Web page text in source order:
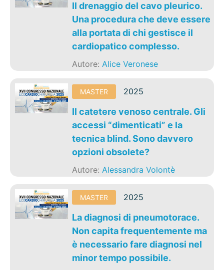
Il drenaggio del cavo pleurico.
Una procedura che deve essere
alla portata di chi gestisce il
cardiopatico complesso.
Autore:Alice Veronese
MASTER 2025
Il catetere venoso centrale. Gli
accessi “dimenticati” e la
tecnica blind. Sono davvero
opzioni obsolete?
Autore:Alessandra Volontè
MASTER 2025
La diagnosi di pneumotorace.
Non capita frequentemente ma
è necessario fare diagnosi nel
minor tempo possibile.